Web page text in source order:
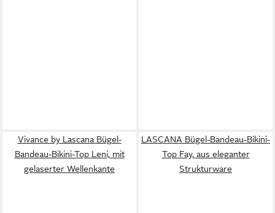
Vivance by Lascana Bügel-
Bandeau-Bikini-Top Leni, mit
gelaserter Wellenkante
LASCANA Bügel-Bandeau-Bikini-
Top Fay, aus eleganter
Strukturware